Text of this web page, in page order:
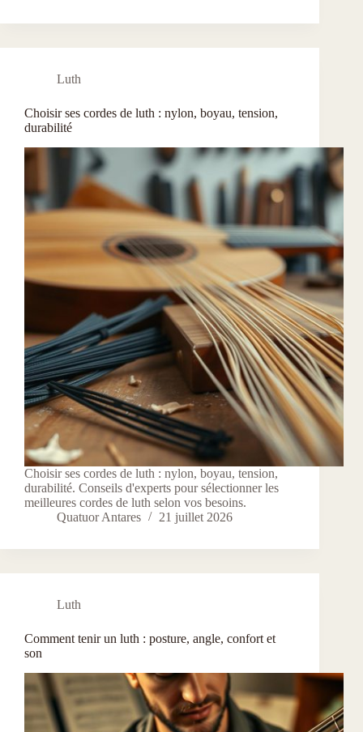
Luth
Choisir ses cordes de luth : nylon, boyau, tension,
durabilité
Choisir ses cordes de luth : nylon, boyau, tension,
durabilité. Conseils d'experts pour sélectionner les
meilleures cordes de luth selon vos besoins.
Quatuor Antares
21 juillet 2026
Luth
Comment tenir un luth : posture, angle, confort et
son